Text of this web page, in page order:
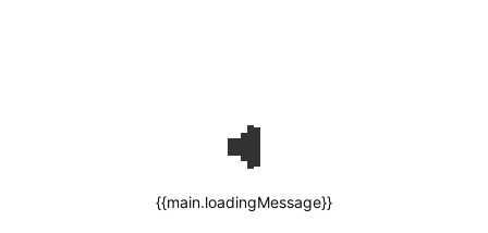
{{main.loadingMessage}}